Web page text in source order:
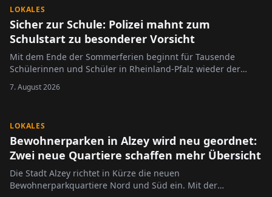
LOKALES
Sicher zur Schule: Polizei mahnt zum
Schulstart zu besonderer Vorsicht
Mit dem Ende der Sommerferien beginnt für Tausende
Schülerinnen und Schüler in Rheinland-Pfalz wieder der
7. August 2026
LOKALES
Bewohnerparken in Alzey wird neu geordnet:
Zwei neue Quartiere schaffen mehr Übersicht
Die Stadt Alzey richtet in Kürze die neuen
Bewohnerparkquartiere Nord und Süd ein. Mit der